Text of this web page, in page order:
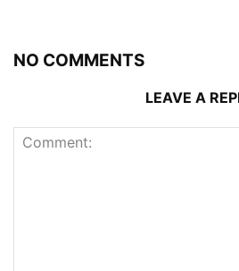
NO COMMENTS
LEAVE A